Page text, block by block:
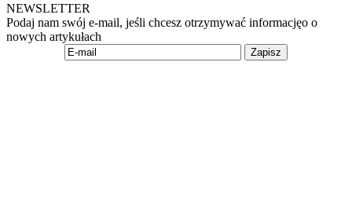
NEWSLETTER
Podaj nam swój e-mail, jeśli chcesz otrzymywać informacjęo o
nowych artykułach
Zapisz